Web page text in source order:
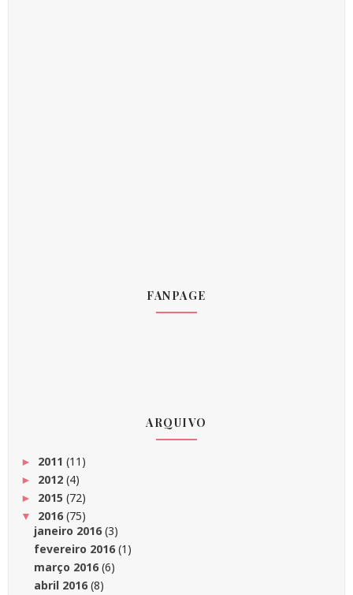
FANPAGE
ARQUIVO
► 2011 (11)
► 2012 (4)
► 2015 (72)
▼ 2016(75)
janeiro 2016(3)
fevereiro 2016(1)
março 2016(6)
abril 2016(8)